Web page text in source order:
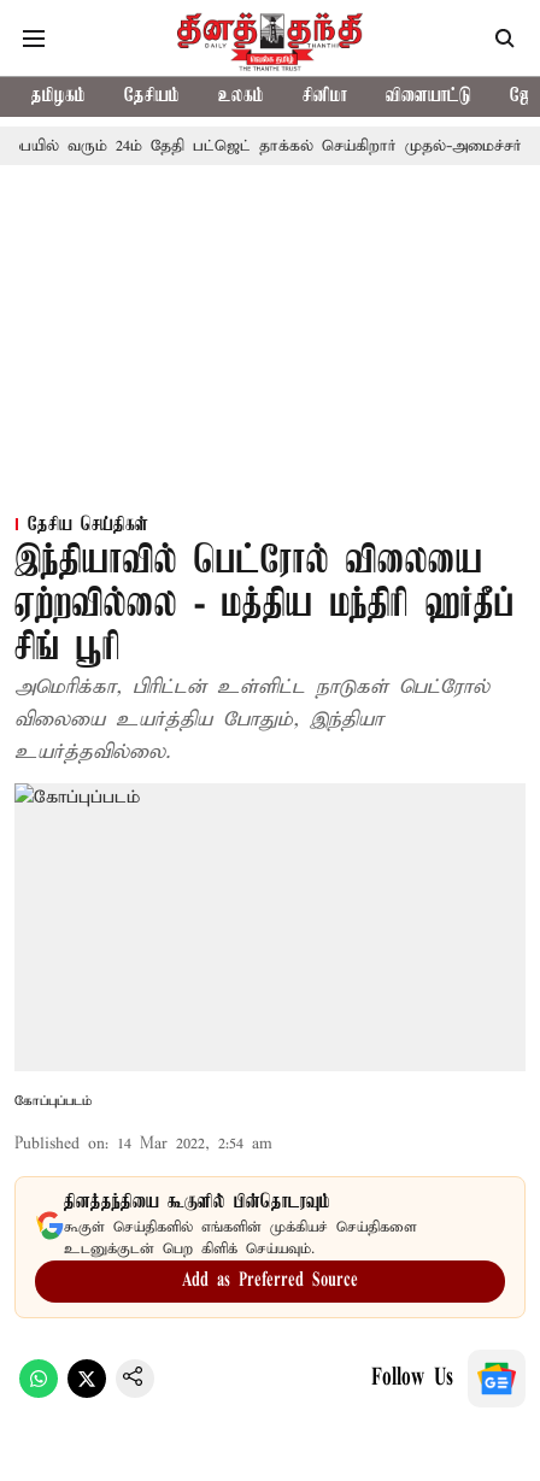
தமிழகம் தேசியம் உலகம் சினிமா விளையாட்டு
24ம் தேதி பட்ஜெட் தாக்கல் செய்கிறார் முதல்-அமைச்சர் ரங்கசாமி
தேசிய செய்திகள்
இந்தியாவில் பெட்ரோல் விலையை
ஏற்றவில்லை - மத்திய மந்திரி ஹர்தீப்
சிங் பூரி
அமெரிக்கா, பிரிட்டன் உள்ளிட்ட நாடுகள் பெட்ரோல்
விலையை உயர்த்திய போதும், இந்தியா
உயர்த்தவில்லை.
கோப்புப்படம்
Published on: 14 Mar 2022, 2:54 am
தினத்தந்தியை கூகுளில் பின்தொடரவும்
கூகுள் செய்திகளில் எங்களின் முக்கியச் செய்திகளை
உடனுக்குடன் பெற கிளிக் செய்யவும்.
Add as Preferred Source
Follow Us